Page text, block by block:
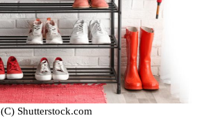
(C) Shutterstock.com